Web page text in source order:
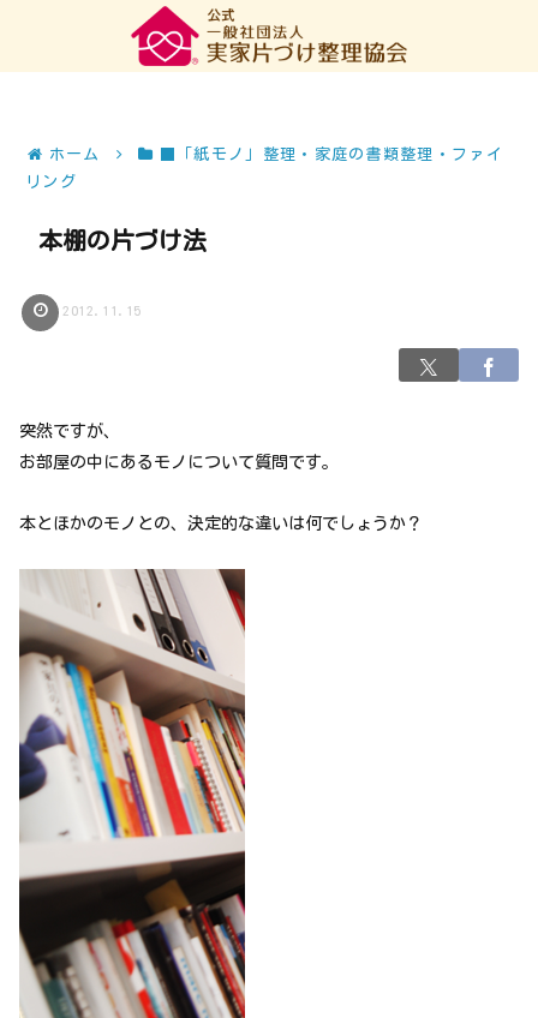
ホーム
■「紙モノ」整理・家庭の書類整理・ファイ
リング
本棚の片づけ法
2012.11.15
突然ですが、
お部屋の中にあるモノについて質問です。
本とほかのモノとの、決定的な違いは何でしょうか？